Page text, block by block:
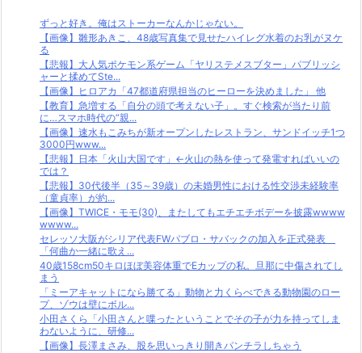
ずっと好き。俺はストーカーなんかじゃない。
【画像】雛形あきこ、48歳写真集で見せたハイレグ水着のお乳がヌケ
る
【悲報】大人気ポケモン系ゲーム「ヤリステメスブター」パブリッシ
ャーと揉めてSte...
【画像】ヒロアカ「47都道府県担当のヒーローを決めました」 他
【教育】急増する「自分の頭で考えない子」。すぐ検索が当たり前
に…スマホ時代の“親...
【画像】速水もこみちが新オープンしたレストラン、サンドイッチ1つ
3000円www...
【悲報】日本「火山大国です」←火山の熱を使って発電すればいいの
では？
【悲報】30代後半（35～39歳）の未婚男性における性交渉未経験率
（童貞率）が約...
【画像】TWICE・モモ(30)、またしてもエチエチボデーを披露wwww
wwww...
セレッソ大阪がシリア代表FWパブロ・サバックの加入を正式発表
「何曲か一緒に歌え...
40歳158cm50キロほぼ美容体重でEカップの私。旦那に中傷されてし
まう
「ミーアキャットになら勝てる」動物と力くらべできる動物園のロー
プ、ゾウは壁にボル...
小田さくら「小田さんと喋ったということでその子が力を持ってしま
わないように、研修...
【画像】長澤まさみ、股を思いっきり開きパンチラしちゃう